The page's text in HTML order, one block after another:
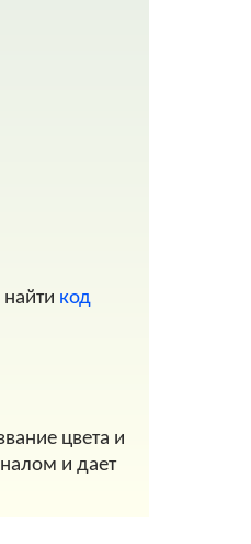
код
цвета и
и дает